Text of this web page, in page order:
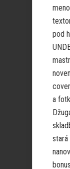
pod
a
stará